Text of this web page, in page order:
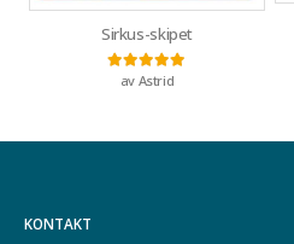
Sirkus-skipet
Vurdert5
av Astrid
KONTAKT